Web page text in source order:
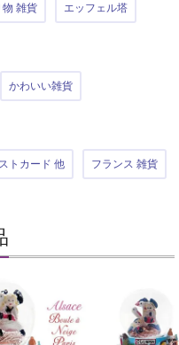
物 雑貨 エッフェル塔
かわいい雑貨
トカード 他 フランス 雑貨